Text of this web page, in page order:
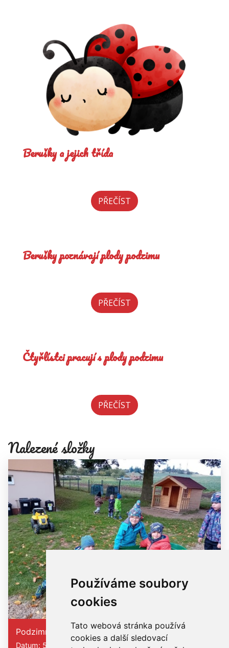
Používáme soubory
cookies
Tato webová stránka používá
cookies a další sledovací
Berušky a jejich třída
PŘEČÍST
Berušky poznávají plody podzimu
PŘEČÍST
Čtyřlístci pracují s plody podzimu
PŘEČÍST
Nalezené složky
Podzimní úklid zahrady
Datum: 5. 10. 2025